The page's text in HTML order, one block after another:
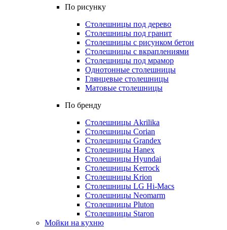
По рисунку
Столешницы под дерево
Столешницы под гранит
Столешницы с рисунком бетон
Столешницы с вкраплениями
Столешницы под мрамор
Однотонные столешницы
Глянцевые столешницы
Матовые столешницы
По бренду
Столешницы Akrilika
Столешницы Corian
Столешницы Grandex
Столешницы Hanex
Столешницы Hyundai
Столешницы Kerrock
Столешницы Krion
Столешницы LG Hi-Macs
Столешницы Neomarm
Столешницы Pluton
Столешницы Staron
Мойки на кухню